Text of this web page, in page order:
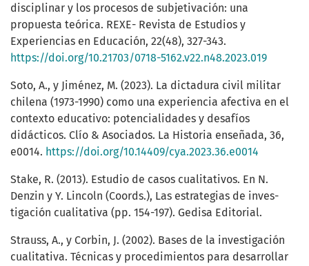
disciplinar y los procesos de subjetivación: una
propuesta teórica. REXE- Revista de Estudios y
Experiencias en Educación, 22(48), 327-343.
https://doi.org/10.21703/0718-5162.v22.n48.2023.019
Soto, A., y Jiménez, M. (2023). La dictadura civil militar
chilena (1973-1990) como una experiencia afectiva en el
contexto educativo: potencialidades y desafíos
didácticos. Clío & Asociados. La Historia enseñada, 36,
e0014. https://doi.org/10.14409/cya.2023.36.e0014
Stake, R. (2013). Estudio de casos cualitativos. En N.
Denzin y Y. Lincoln (Coords.), Las estrategias de inves-
tigación cualitativa (pp. 154-197). Gedisa Editorial.
Strauss, A., y Corbin, J. (2002). Bases de la investigación
cualitativa. Técnicas y procedimientos para desarrollar